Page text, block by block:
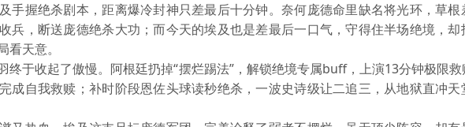
握绝杀剧本，距离爆冷封神只差最后十分钟。奈何庞德命里缺名将光环，草根
兵，断送庞德绝杀大功；而今天的埃及也是差最后一口气，守得住半场绝境，却
天意。
于收起了傲慢。阿根廷扔掉“摆烂踢法”，解锁绝境专属buff，上演13分钟极限救
成自我救赎；补时阶段恩佐头球读秒绝杀，一波史诗级让二追三，从地狱直冲天